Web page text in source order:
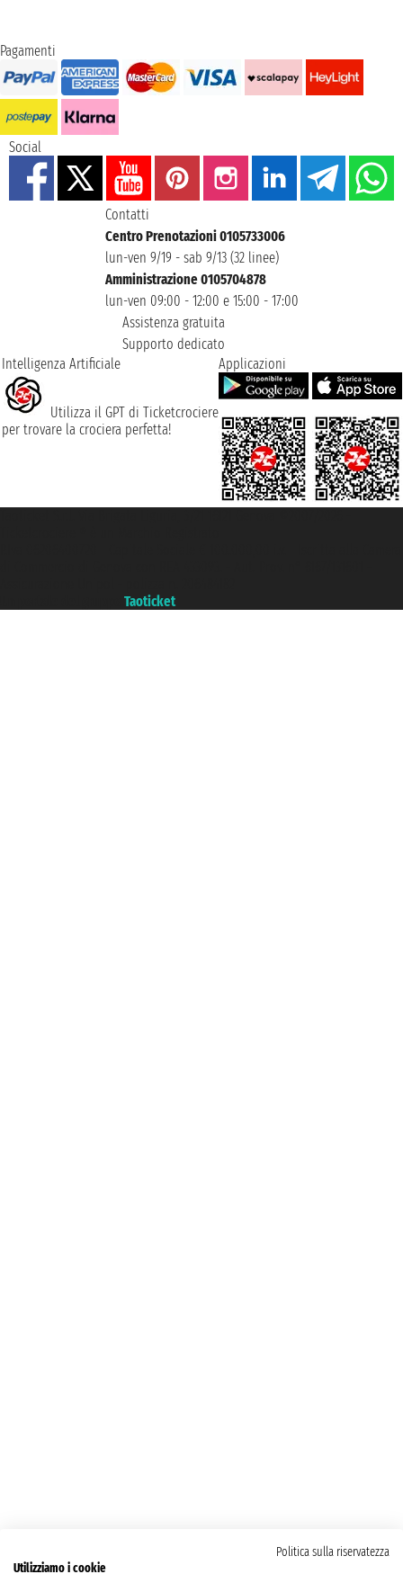
Pagamenti
Social
Contatti
Centro Prenotazioni 0105733006
lun-ven 9/19 - sab 9/13 (32 linee)
Amministrazione 0105704878
lun-ven 09:00 - 12:00 e 15:00 - 17:00
Assistenza gratuita
Supporto dedicato
Intelligenza Artificiale
Utilizza il GPT di Ticketcrociere
per trovare la crociera perfetta!
Applicazioni
Taoticket
Politica sulla riservatezza
Utilizziamo i cookie